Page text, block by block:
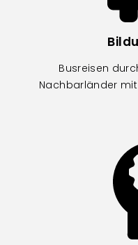
Busreisen
Nachbarländer